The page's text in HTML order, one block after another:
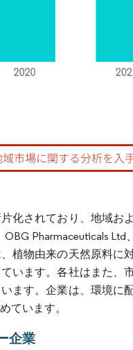
表示が必要です。
化されており、地域
Pharmaceuticals
植物由来の天然原料
います。各社はまた
ます。企業は、環境
ています。
企業